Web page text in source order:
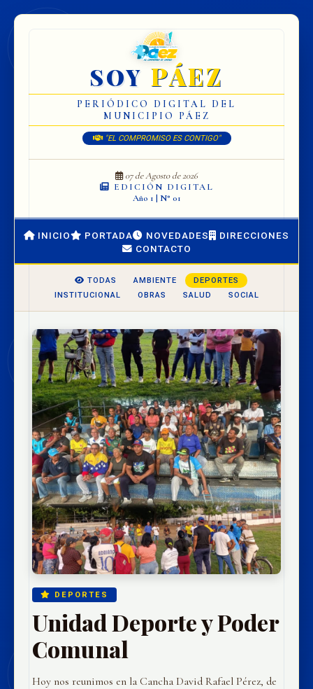
SOY PÁEZ
PERIÓDICO DIGITAL DEL
MUNICIPIO PÁEZ
"EL COMPROMISO ES CONTIGO"
07 de Agosto de 2026
EDICIÓN DIGITAL
Año 1 | N° 01
INICIO PORTADA NOVEDADES
DIRECCIONES
CONTACTO
TODAS AMBIENTE
DEPORTES
INSTITUCIONAL
OBRAS SALUD SOCIAL
DEPORTES
Unidad Deporte y Poder
Comunal
Hoy nos reunimos en la Cancha David Rafael Pérez, de